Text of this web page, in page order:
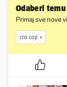
Odaberi
Primaj sve nove
cro cop